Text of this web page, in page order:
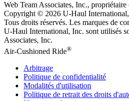
Web Team Associates, Inc.,
Copyright © 2026 U-Haul
Tous droits réservés. Les marques de
U-Haul International, Inc. sont utilisés
Associates, Inc.
Air-Cushioned Ride®
Arbitrage
Politique de confidentialité
Modalités d'utilisation
Politique de retrait des droits